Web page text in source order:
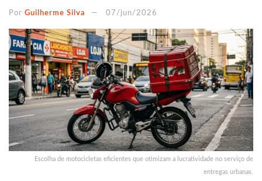
Por Guilherme Silva 07/jun/2026
Escolha de motocicletas eficientes que otimizam a lucratividade no serviço de
entregas urbanas.